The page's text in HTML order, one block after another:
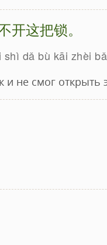
开这把锁。
dǎ bù kāi zhèi
не смог открыть